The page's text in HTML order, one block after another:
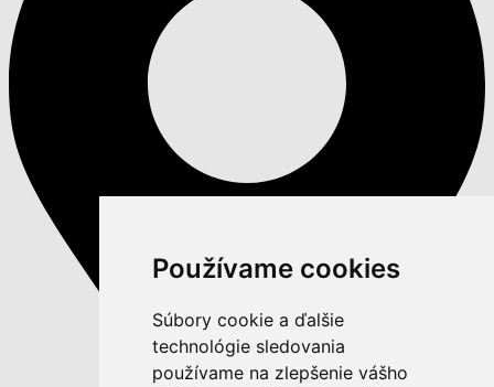
Používame cookies
Súbory cookie a ďalšie
technológie sledovania
používame na zlepšenie vášho